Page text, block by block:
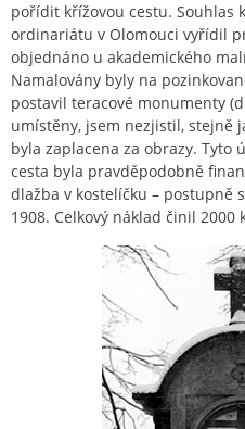
pořídit křížovou cestu. Souhlas
ordinariátu v Olomouci vyřídil
objednáno u akademického
Namalovány byly na
postavil teracové monumenty
umístěny, jsem nezjistil, stejně
byla zaplacena za obrazy. Tyto
cesta byla pravděpodobně
dlažba v kostelíčku – postupně
1908. Celkový náklad činil 2000